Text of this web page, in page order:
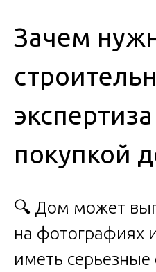
Зачем
покупкой
🔍 Дом может
на фотографиях
иметь